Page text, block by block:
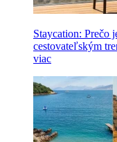
Staycation: Prečo
cestovateľským
viac